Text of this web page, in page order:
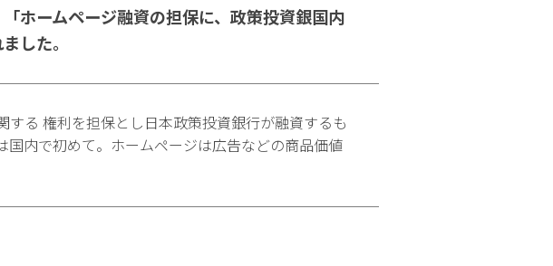
ホームページ融資の担保に、政策投資銀国内
した。
る 権利を担保とし日本政策投資銀行が融資するも
内で初めて。ホームページは広告などの商品価値